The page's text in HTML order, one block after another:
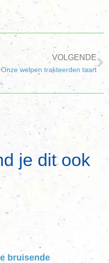
VOLGENDE
Onze welpen trakteerden taart
je dit ook
bruisende